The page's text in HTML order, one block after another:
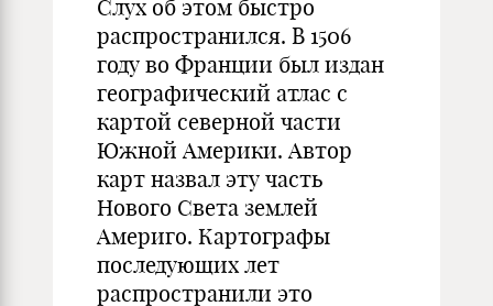
Слух об этом быстро
распространился. В 1506
году во Франции был издан
географический атлас с
картой северной части
Южной Америки. Автор
карт назвал эту часть
Нового Света землей
Америго. Картографы
последующих лет
распространили это